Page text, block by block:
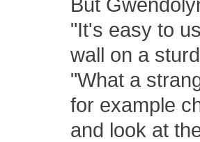
But
"It's easy to
wall on a
"What a
for example
and look at